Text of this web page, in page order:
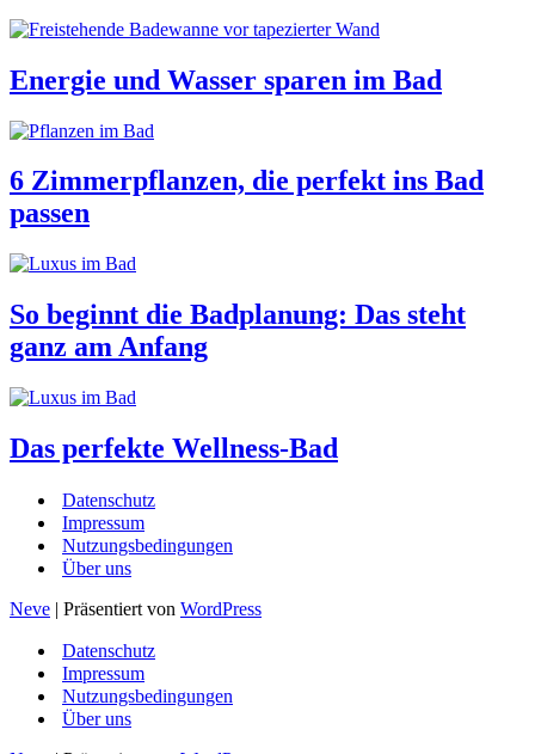
Energie und Wasser sparen im Bad
6 Zimmerpflanzen, die perfekt ins Bad
passen
So beginnt die Badplanung: Das steht
ganz am Anfang
Das perfekte Wellness-Bad
Datenschutz
Impressum
Nutzungsbedingungen
Über uns
Neve | Präsentiert von WordPress
Datenschutz
Impressum
Nutzungsbedingungen
Über uns